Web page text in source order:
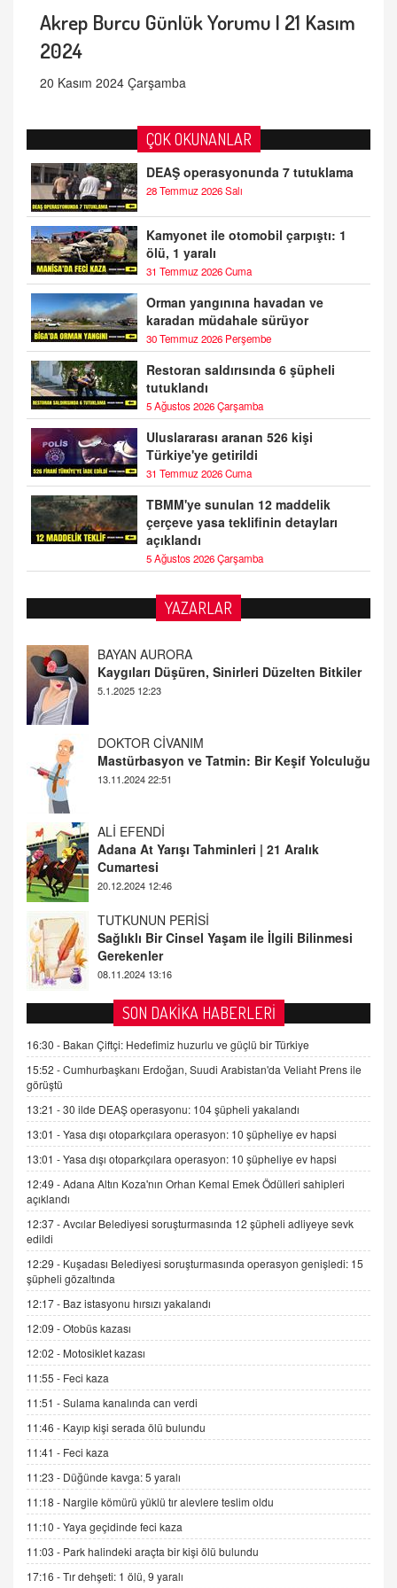
Akrep Burcu Günlük Yorumu | 21 Kasım
2024
20 Kasım 2024 Çarşamba
ÇOK OKUNANLAR
DEAŞ operasyonunda 7 tutuklama
28 Temmuz 2026 Salı
Kamyonet ile otomobil çarpıştı: 1
ölü, 1 yaralı
31 Temmuz 2026 Cuma
Orman yangınına havadan ve
karadan müdahale sürüyor
30 Temmuz 2026 Perşembe
Restoran saldırısında 6 şüpheli
tutuklandı
5 Ağustos 2026 Çarşamba
Uluslararası aranan 526 kişi
Türkiye'ye getirildi
31 Temmuz 2026 Cuma
TBMM'ye sunulan 12 maddelik
çerçeve yasa teklifinin detayları
açıklandı
5 Ağustos 2026 Çarşamba
YAZARLAR
DOKTOR CİVANIM
Mastürbasyon ve Tatmin: Bir Keşif Yolculuğu
13.11.2024 22:51
ALİ EFENDİ
Adana At Yarışı Tahminleri | 21 Aralık
Cumartesi
TUTKUNUN PERİSİ
Sağlıklı Bir Cinsel Yaşam ile İlgili Bilinmesi
Gerekenler
08.11.2024 13:16
FARUK ÖNALAN
Tezkere Onaylanmasaydı…
2 Kasım 2021 Salı 00:11
AV. DOĞAN CAN DOĞAN
Kişisel verilerin korunması ve dijital hukukun
gelişimi
15.09.2025 16:17
SEHER EREK
Kış Ayları Geldi, Hangi Önlemler Alınmalı?
9.12.2025 10:11
İNCİ GÜL AKÖL
06.07.2026 13:00
ADEM AKÖL
Esed Destekçilerinin Yüzüne Vurulan Şamar:
Sednaya
11.12.2024 12:30
DR. EKREM ASLAN
Gerçek Ne, Algı Ne? "Beraber Yürüyoruz"
Cümlesinin Peşinden
19.07.2025 12:45
GÖNÜL MENEKŞE
Şifacının Yolu
04.11.2025 12:56
AV. RÜMEYSA ÖZKALE
Kira Uyuşmazlıklarında Dava Açmadan Önce
Arabulucuya Başvuru Şartı
SON DAKİKA HABERLERİ
16:30 - Bakan Çiftçi: Hedefimiz huzurlu ve güçlü bir Türkiye
15:52 -Cumhurbaşkanı Erdoğan, Suudi Arabistan'da Veliaht Prens ile
görüştü
13:21 -30 ilde DEAŞ operasyonu: 104 şüpheli yakalandı
13:01 -Yasa dışı otoparkçılara operasyon: 10 şüpheliye ev hapsi
13:01 -Yasa dışı otoparkçılara operasyon: 10 şüpheliye ev hapsi
12:49 -Adana Altın Koza'nın Orhan Kemal Emek Ödülleri sahipleri
açıklandı
12:37 -Avcılar Belediyesi soruşturmasında 12 şüpheli adliyeye sevk
edildi
12:29 - Kuşadası Belediyesi soruşturmasında operasyon genişledi: 15
şüpheli gözaltında
12:17 - Baz istasyonu hırsızı yakalandı
12:09 -Otobüs kazası
12:02 - Motosiklet kazası
11:55 - Feci kaza
11:51 -Sulama kanalında can verdi
11:46 - Kayıp kişi serada ölü bulundu
11:41 - Feci kaza
11:23 - Düğünde kavga: 5 yaralı
11:18 - Nargile kömürü yüklü tır alevlere teslim oldu
11:10 -Yaya geçidinde feci kaza
11:03 - Park halindeki araçta bir kişi ölü bulundu
17:16 -Tır dehşeti: 1 ölü, 9 yaralı